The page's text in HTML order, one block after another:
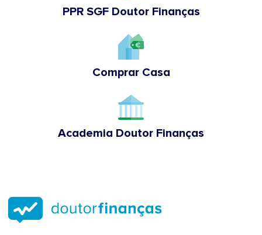
PPR SGF Doutor Finanças
Comprar Casa
Academia Doutor Finanças